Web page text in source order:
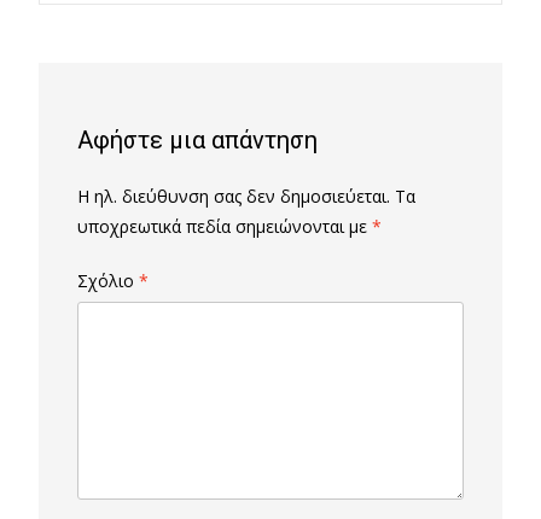
Αφήστε μια απάντηση
Η ηλ. διεύθυνση σας δεν δημοσιεύεται. Τα
υποχρεωτικά πεδία σημειώνονται με *
Σχόλιο *